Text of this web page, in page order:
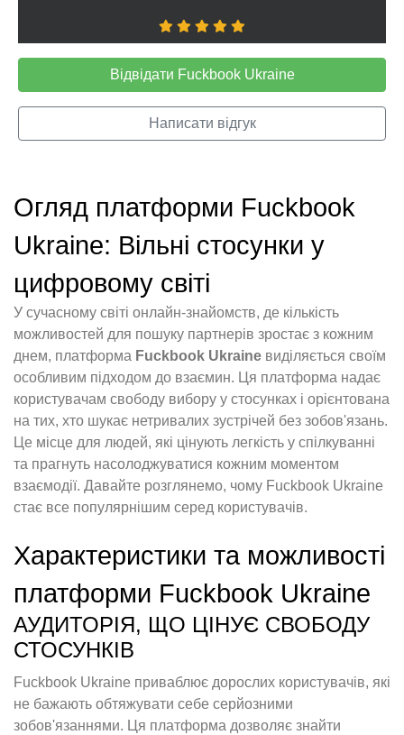
Відвідати Fuckbook Ukraine
Написати відгук
Огляд платформи Fuckbook
Ukraine: Вільні стосунки у
цифровому світі
У сучасному світі онлайн-знайомств, де кількість
можливостей для пошуку партнерів зростає з кожним
днем, платформа Fuckbook Ukraine виділяється своїм
особливим підходом до взаємин. Ця платформа надає
користувачам свободу вибору у стосунках і орієнтована
на тих, хто шукає нетривалих зустрічей без зобов'язань.
Це місце для людей, які цінують легкість у спілкуванні
та прагнуть насолоджуватися кожним моментом
взаємодії. Давайте розглянемо, чому Fuckbook Ukraine
стає все популярнішим серед користувачів.
Характеристики та можливості
платформи Fuckbook Ukraine
АУДИТОРІЯ, ЩО ЦІНУЄ СВОБОДУ
СТОСУНКІВ
Fuckbook Ukraine приваблює дорослих користувачів, які
не бажають обтяжувати себе серйозними
зобов'язаннями. Ця платформа дозволяє знайти